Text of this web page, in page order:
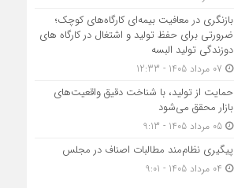
بازنگری در معافیت بیمه‌ای کارگاه‌های کوچک؛
ضرورتی برای حفظ تولید و اشتغال در کارگاه های
دوزندگی تولید البسه
حمایت از تولید، با شناخت دقیق واقعیت‌های
بازار محقق می‌شود
05 مرداد 1405 - 9:13
پیگیری نظام‌مند مطالبات اصناف در مجلس